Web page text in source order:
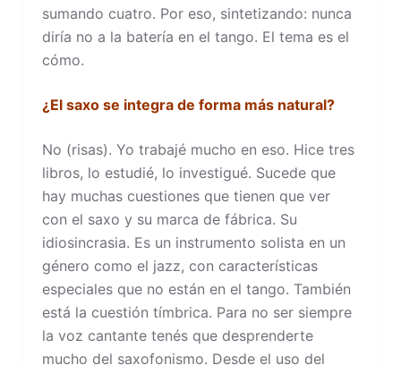
sumando cuatro. Por eso, sintetizando: nunca
diría no a la batería en el tango. El tema es el
cómo.
¿El saxo se integra de forma más natural?
No (risas). Yo trabajé mucho en eso. Hice tres
libros, lo estudié, lo investigué. Sucede que
hay muchas cuestiones que tienen que ver
con el saxo y su marca de fábrica. Su
idiosincrasia. Es un instrumento solista en un
género como el jazz, con características
especiales que no están en el tango. También
está la cuestión tímbrica. Para no ser siempre
la voz cantante tenés que desprenderte
mucho del saxofonismo. Desde el uso del